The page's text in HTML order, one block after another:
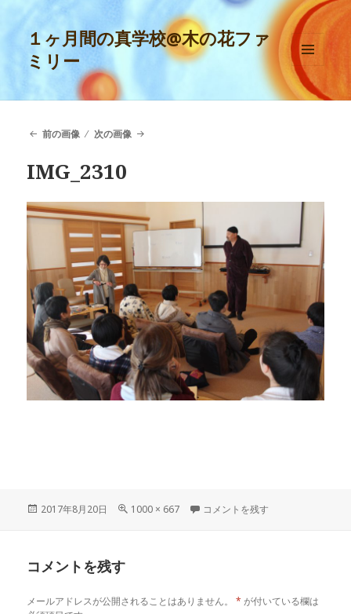
１ヶ月間の真学校@木の花ファ
ミリー
メニュ
ーとウ
ィジェ
前の画像
次の画像
IMG_2310
投
2017年8月20日
フ
1000 × 667 IMG_2310 に
コメントを残す
コメントを残す
メールアドレスが公開されることはありません。 * が付いている欄は